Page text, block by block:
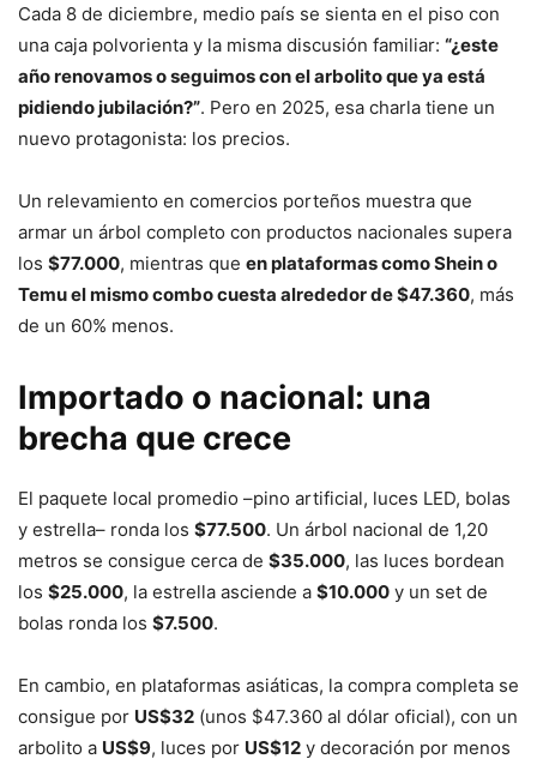
Cada 8 de diciembre, medio país se sienta en el piso con
una caja polvorienta y la misma discusión familiar: “¿este
año renovamos o seguimos con el arbolito que ya está
pidiendo jubilación?”. Pero en 2025, esa charla tiene un
nuevo protagonista: los precios.
Un relevamiento en comercios porteños muestra que
armar un árbol completo con productos nacionales supera
los $77.000, mientras que en plataformas como Shein o
Temu el mismo combo cuesta alrededor de $47.360, más
de un 60% menos.
Importado o nacional: una
brecha que crece
El paquete local promedio –pino artificial, luces LED, bolas
y estrella– ronda los $77.500. Un árbol nacional de 1,20
metros se consigue cerca de $35.000, las luces bordean
los $25.000, la estrella asciende a $10.000 y un set de
bolas ronda los $7.500.
En cambio, en plataformas asiáticas, la compra completa se
consigue por US$32 (unos $47.360 al dólar oficial), con un
arbolito a US$9, luces por US$12 y decoración por menos